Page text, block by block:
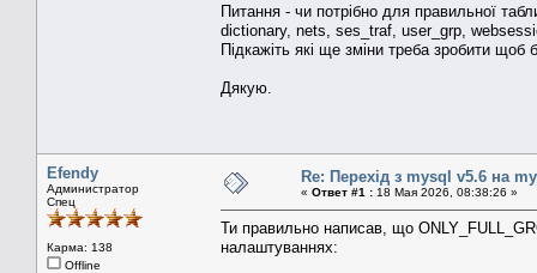
Питання - чи потрібно для правильної
dictionary, nets, ses_traf, user_grp,
Підкажіть які ще зміни треба зробити щоб
Дякую.
Efendy
Администратор
Спец
Карма: 138
Offline
Re: Перехід з mysql v5.6 на
« Ответ #1 : 18 Мая 2026, 08:38:26 »
Ти правильно написав, що
налаштуваннях: